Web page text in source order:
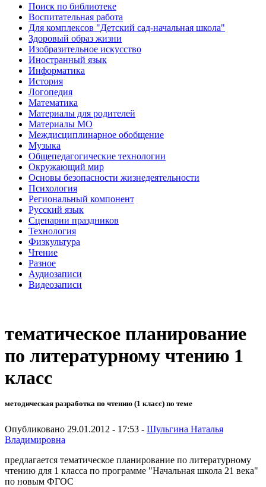
Поиск по библиотеке
Воспитательная работа
Для комплексов "Детский сад-начальная школа"
Здоровый образ жизни
Изобразительное искусство
Иностранный язык
Информатика
История
Логопедия
Математика
Материалы для родителей
Материалы МО
Междисциплинарное обобщение
Музыка
Общепедагогические технологии
Окружающий мир
Основы безопасности жизнедеятельности
Психология
Региональный компонент
Русский язык
Сценарии праздников
Технология
Физкультура
Чтение
Разное
Аудиозаписи
Видеозаписи
тематическое планирование
по литературному чтению 1
класс
методическая разработка по чтению (1 класс) по теме
Опубликовано 29.01.2012 - 17:53 - Шульгина Наталья
Владимировна
предлагается тематическое планирование по литературному
чтению для 1 класса по программе "Начальная школа 21 века"
по новым ФГОС